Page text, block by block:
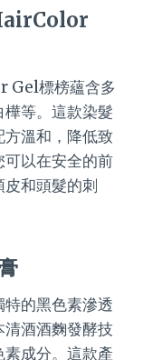
標榜蘊含多
等。這款染髮
溫和，降低致
以在安全的前
和頭髮的刺
的黑色素滲透
酒酒麴發酵技
成分。這款產